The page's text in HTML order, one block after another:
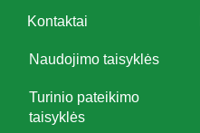
Kontaktai
Naudojimo taisyklės
Turinio pateikimo
taisyklės